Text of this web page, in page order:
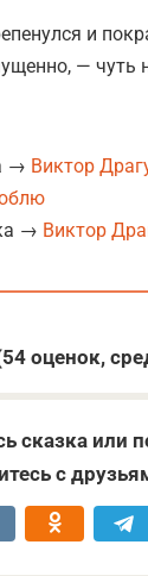
и
— чуть
→ Виктор
→ Виктор
54 оценок,
сказка или
с